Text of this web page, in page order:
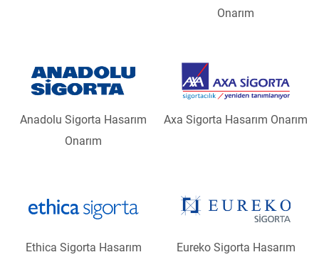
Onarım
Anadolu Sigorta Hasarım
Onarım
Axa Sigorta Hasarım Onarım
Ethica Sigorta Hasarım
Eureko Sigorta Hasarım